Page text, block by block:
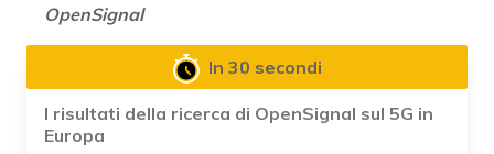
OpenSignal
In 30 secondi
I risultati della ricerca di OpenSignal sul 5G in
Europa